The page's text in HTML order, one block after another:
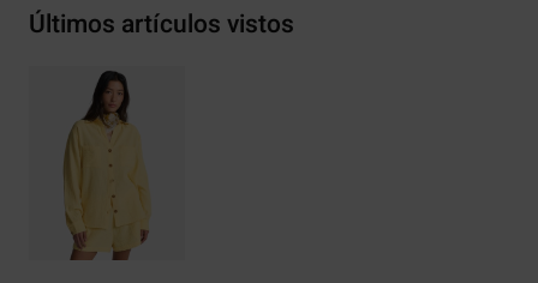
Últimos artículos vistos